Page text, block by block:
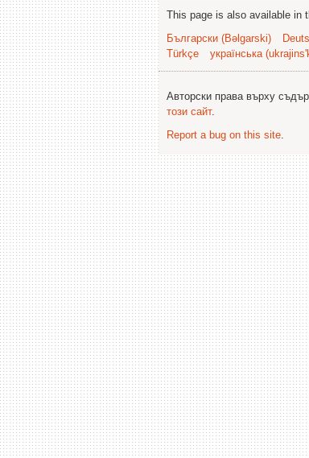
This page is also available in
Български (Bəlgarski)
Türkçe
українська
Авторски права върху
този сайт.
Report a bug on this site.